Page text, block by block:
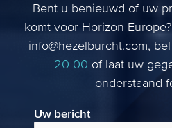
Bent u benieuwd of uw
komt voor Horizon
info@hezelburcht.com,
20 00 of laat uw
onderstaand
Uw bericht